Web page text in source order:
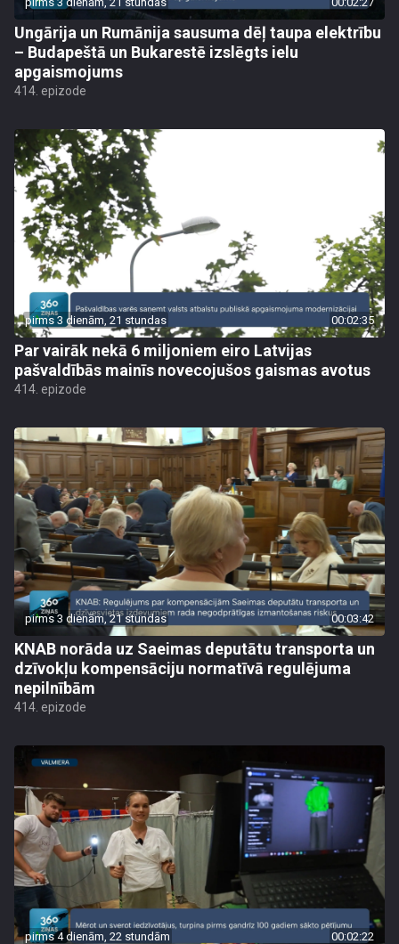
Ungārija un Rumānija sausuma dēļ taupa elektrību
– Budapeštā un Bukarestē izslēgts ielu
apgaismojums
414. epizode
pirms 3 dienām, 21 stundas 00:02:35
Par vairāk nekā 6 miljoniem eiro Latvijas
pašvaldībās mainīs novecojušos gaismas avotus
414. epizode
pirms 3 dienām, 21 stundas 00:03:42
KNAB norāda uz Saeimas deputātu transporta un
dzīvokļu kompensāciju normatīvā regulējuma
nepilnībām
414. epizode
pirms 4 dienām, 22 stundām 00:02:22